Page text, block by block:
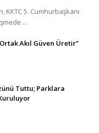
KKTC 5. Cumhurbaşkanı
…
Akıl Güven Üretir”
Tuttu; Parklara